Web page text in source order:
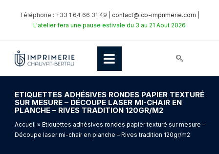
Téléphone : +33 1 64 66 31 49 | contact@icb-imprimerie.com
L'atelier fera une pause estivale du 3 au 21 Aout 2026
ETIQUETTES ADHÉSIVES RONDES PAPIER TEXTURÉ
SUR MESURE – DÉCOUPE LASER MI-CHAIR EN
PLANCHE – RIVES TRADITION 120GR/M2
Accueil » Etiquettes adhésives rondes papier texturé sur mesure –
Découpe laser mi-chair en planche – Rives tradition 120gr/m2